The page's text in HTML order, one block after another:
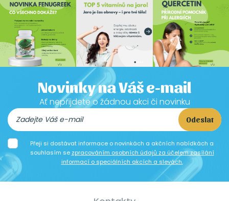
Novinky na Váš e-mail
Ať nepřijdete o žádnou akci či novinku
Odeslat
Přeji si dostávat informace o novinkách a akčních nabídkách a
souhlasím se zpracováním osobních údajů za účelem zasílání
informací o speciálních akcích a slevách.